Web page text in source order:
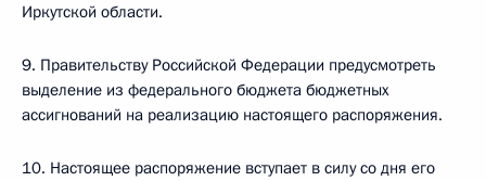
Иркутской области.
9. Правительству Российской Федерации предусмотреть
выделение из федерального бюджета бюджетных
ассигнований на реализацию настоящего распоряжения.
10. Настоящее распоряжение вступает в силу со дня его